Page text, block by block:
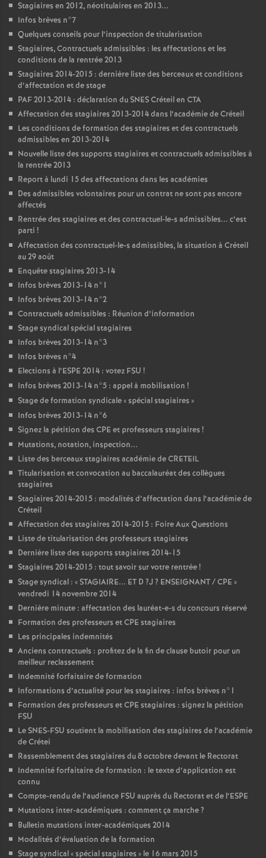
Stagiaires en 2012, néotitulaires en 2013...
Infos brèves n°7
Quelques conseils pour l’inspection de titularisation
Stagiaires, Contractuels admissibles : les affectations et les
conditions de la rentrée 2013
Stagiaires 2014-2015 : dernière liste des berceaux et conditions
d’affectation et de stage
PAF2013-2014 : déclaration duSNESCréteil en CTA
Affectation des stagiaires 2013-2014 dans l’académie de Créteil
Les conditions de formation des stagiaires et des contractuels
admissibles en 2013-2014
Nouvelle liste des supports stagiaires et contractuels admissibles à
la rentrée 2013
Report à lundi 15 des affectations dans les académies
Des admissibles volontaires pour un contrat ne sont pas encore
affectés
Rentrée des stagiaires et des contractuel-le-s admissibles... c’est
parti !
Affectation des contractuel-le-s admissibles, la situation à Créteil
au 29 août
Enquête stagiaires 2013-14
Infos brèves 2013-14 n°1
Infos brèves 2013-14 n°2
Contractuels admissibles : Réunion d’information
Stage syndical spécial stagiaires
Infos brèves 2013-14 n°3
Infos brèves n°4
Elections à l’ESPE 2014 : votez FSU !
Infos brèves 2013-14 n°5 : appel à mobilisation !
Stage de formation syndicale «spécial stagiaires »
Infos brèves 2013-14 n°6
Signez la pétition des CPE et professeurs stagiaires !
Mutations, notation, inspection...
Liste des berceaux stagiaires académie deCRETEIL
Titularisation et convocation au baccalauréat des collègues
stagiaires
Stagiaires 2014-2015 : modalités d’affectation dans l’académie de
Créteil
Affectation des stagiaires 2014-2015 : Foire Aux Questions
Liste de titularisation des professeurs stagiaires
Dernière liste des supports stagiaires 2014-15
Stagiaires 2014-2015 : tout savoir sur votre rentrée!
Stage syndical : «STAGIAIRE... ET D ?J ? ENSEIGNANT/CPE »
vendredi 14 novembre 2014
Dernière minute : affectation des lauréat-e-s du concours réservé
Formation des professeurs etCPE stagiaires
Les principales indemnités
Anciens contractuels : profitez de la fin de clause butoir pour un
meilleur reclassement
Indemnité forfaitaire de formation
Informations d’actualité pour les stagiaires : infos brèves n°1
Formation des professeurs etCPE stagiaires : signez la pétition
FSU
LeSNES-FSU soutient la mobilisation des stagiaires de l’académie
de Crétei
Rassemblement des stagiaires du 8 octobre devant le Rectorat
Indemnité forfaitaire de formation : le texte d’application est
connu
Compte-rendu de l’audience FSU auprès du Rectorat et de l’ESPE
Mutations inter-académiques : comment ça marche?
Bulletin mutations inter-académiques 2014
Modalités d’évaluation de la formation
Stage syndical «spécial stagiaires » le 16 mars 2015